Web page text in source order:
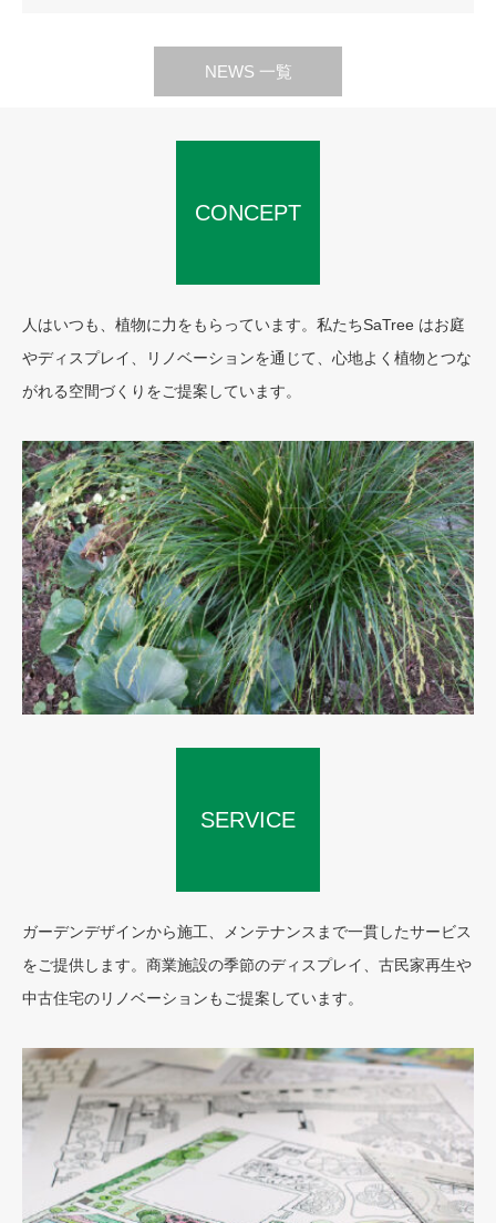
NEWS 一覧
CONCEPT
人はいつも、植物に力をもらっています。私たちSaTree はお庭
やディスプレイ、リノベーションを通じて、心地よく植物とつな
がれる空間づくりをご提案しています。
CONCEPT
SERVICE
ガーデンデザインから施工、メンテナンスまで一貫したサービス
をご提供します。商業施設の季節のディスプレイ、古民家再生や
中古住宅のリノベーションもご提案しています。